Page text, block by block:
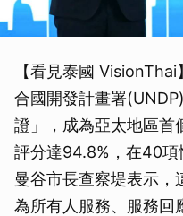
【看見泰國
合國開發計畫署
證」，成為亞太地區首
評分達94.8%，在40項
曼谷市長查察堤表示，
為所有人服務、服務回